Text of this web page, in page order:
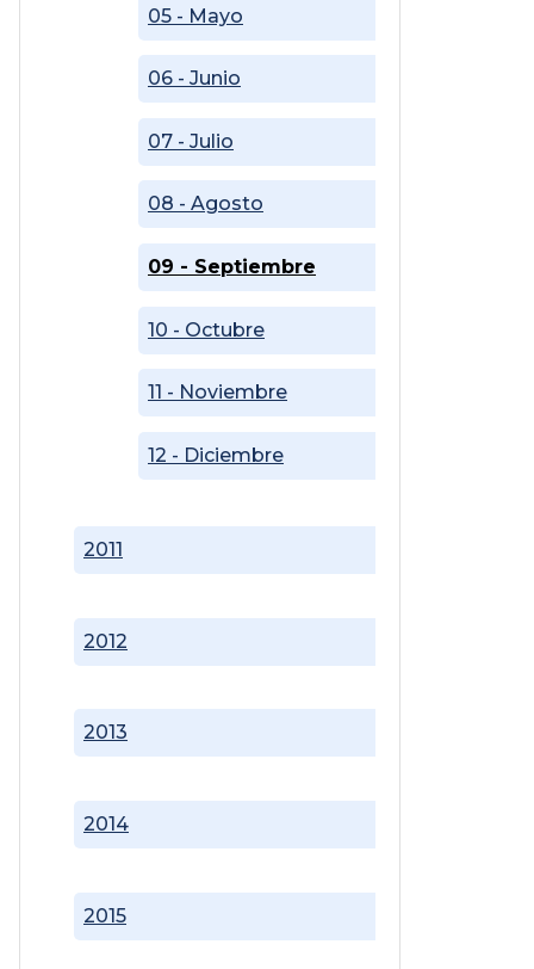
05 - Mayo
06 - Junio
07 - Julio
08 - Agosto
09 - Septiembre
10 - Octubre
11 - Noviembre
12 - Diciembre
2011
2012
2013
2014
2015